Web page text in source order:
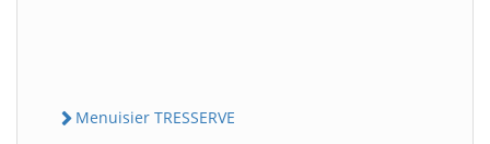
Menuisier TRESSERVE